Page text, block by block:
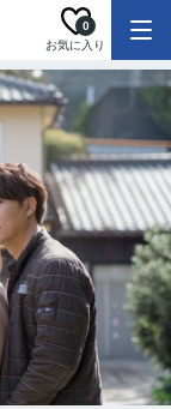
お気に入り
0